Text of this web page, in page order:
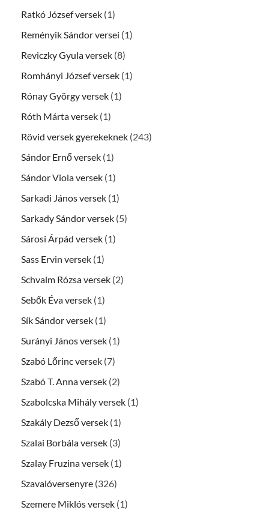
Ratkó József versek (1)
Reményik Sándor versei (1)
Reviczky Gyula versek (8)
Romhányi József versek (1)
Rónay György versek (1)
Róth Márta versek (1)
Rövid versek gyerekeknek (243)
Sándor Ernő versek (1)
Sándor Viola versek (1)
Sarkadi János versek (1)
Sarkady Sándor versek (5)
Sárosi Árpád versek (1)
Sass Ervin versek (1)
Schvalm Rózsa versek (2)
Sebők Éva versek (1)
Sík Sándor versek (1)
Surányi János versek (1)
Szabó Lőrinc versek (7)
Szabó T. Anna versek (2)
Szabolcska Mihály versek (1)
Szakály Dezső versek (1)
Szalai Borbála versek (3)
Szalay Fruzina versek (1)
Szavalóversenyre (326)
Szemere Miklós versek (1)